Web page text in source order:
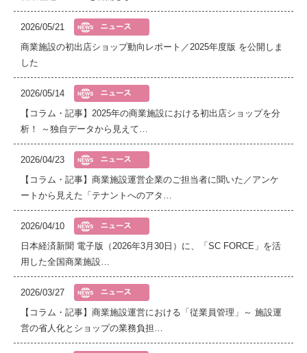
2026/05/21
商業施設の初出店ショップ動向レポート／2025年度版 を公開しま
した
2026/05/14
【コラム・記事】2025年の商業施設における初出店ショップを分
析！ ～独自データから見えて…
2026/04/23
【コラム・記事】商業施設運営企業のご担当者に聞いた／アンケ
ートから見えた「テナントへのアタ…
2026/04/10
日本経済新聞 電子版（2026年3月30日）に、「SC FORCE」を活
用した全国商業施設…
2026/03/27
【コラム・記事】商業施設運営における「従業員管理」～ 施設運
営の省人化とショップの業務負担…